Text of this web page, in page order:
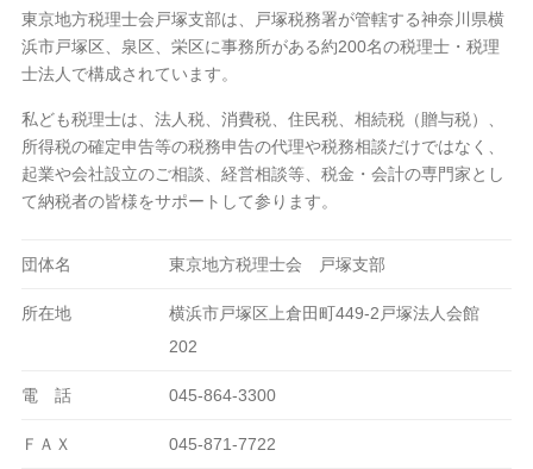
東京地方税理士会戸塚支部は、戸塚税務署が管轄する神奈川県横
浜市戸塚区、泉区、栄区に事務所がある約200名の税理士・税理
士法人で構成されています。
私ども税理士は、法人税、消費税、住民税、相続税（贈与税）、
所得税の確定申告等の税務申告の代理や税務相談だけではなく、
起業や会社設立のご相談、経営相談等、税金・会計の専門家とし
て納税者の皆様をサポートして参ります。
団体名 東京地方税理士会 戸塚支部
所在地
横浜市戸塚区上倉田町449-2戸塚法人会館
202
電 話 045-864-3300
ＦＡＸ 045-871-7722